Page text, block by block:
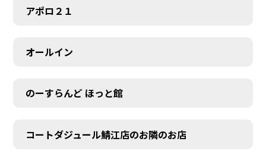
アポロ２１
オールイン
のーすらんど ほっと館
コートダジュール鯖江店のお隣のお店